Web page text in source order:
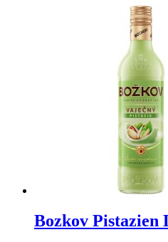
Bozkov Pistazien